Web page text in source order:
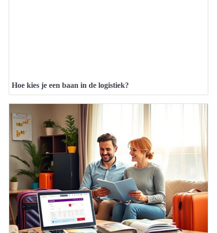
Hoe kies je een baan in de logistiek?